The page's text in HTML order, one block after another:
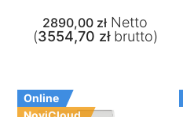
2890,00 zł Netto
(3554,70 złbrutto)
Online